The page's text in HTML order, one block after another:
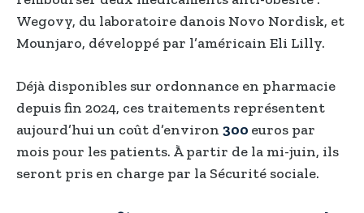
Wegovy, du laboratoire danois Novo Nordisk, et
Mounjaro, développé par l’américain Eli Lilly.
Déjà disponibles sur ordonnance en pharmacie
depuis fin 2024, ces traitements représentent
aujourd’hui un coût d’environ 300 euros par
mois pour les patients. À partir de la mi-juin, ils
seront pris en charge par la Sécurité sociale.